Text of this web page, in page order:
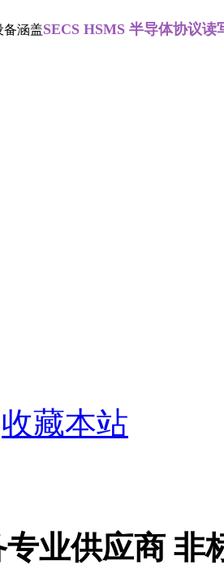
HSMS 半导体协议读写器、
收藏本站
业供应商 非